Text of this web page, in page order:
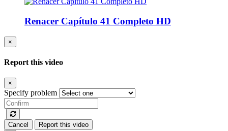
Renacer Capítulo 41 Completo HD
×
Report this video
×
Specify problem
Cancel
Report this video